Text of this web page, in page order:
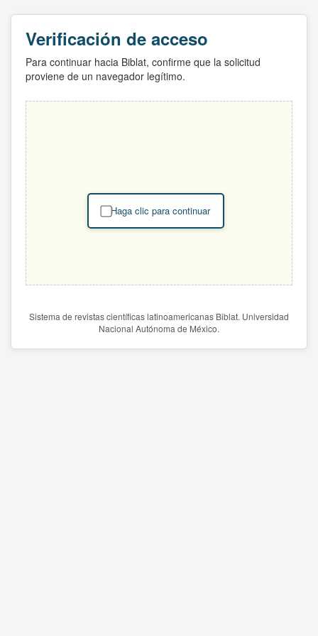
Verificación de acceso
Para continuar hacia Biblat, confirme que la solicitud
proviene de un navegador legítimo.
Haga clic para continuar
Sistema de revistas científicas latinoamericanas Biblat. Universidad
Nacional Autónoma de México.